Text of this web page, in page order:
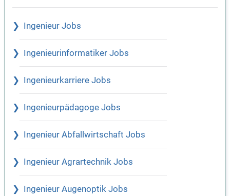
Ingenieur Jobs
Ingenieurinformatiker Jobs
Ingenieurkarriere Jobs
Ingenieurpädagoge Jobs
Ingenieur Abfallwirtschaft Jobs
Ingenieur Agrartechnik Jobs
Ingenieur Augenoptik Jobs